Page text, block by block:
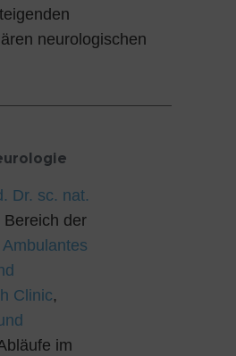
neurologischen
Dr. sc. nat.
Bereich der
Clinic,
im